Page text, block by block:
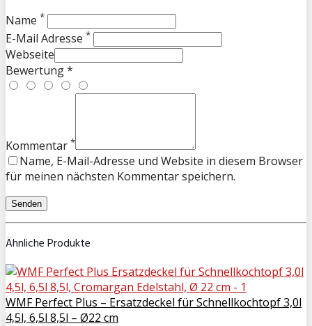
Name *
E-Mail Adresse *
Webseite
Bewertung *
Kommentar *
Name, E-Mail-Adresse und Website in diesem Browser
für meinen nächsten Kommentar speichern.
Ähnliche Produkte
WMF Perfect Plus – Ersatzdeckel für Schnellkochtopf 3,0l
4,5l, 6,5l 8,5l – Ø22 cm